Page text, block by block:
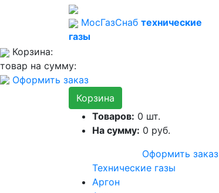
МосГазСнаб технические
газы
Корзина:
товар на сумму:
Оформить заказ
Корзина
Товаров: 0 шт.
На сумму: 0 руб.
Оформить заказ
Технические газы
Аргон